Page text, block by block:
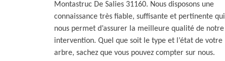
Montastruc De Salies 31160. Nous disposons une
connaissance très fiable, suffisante et pertinente qui
nous permet d’assurer la meilleure qualité de notre
intervention. Quel que soit le type et l’état de votre
arbre, sachez que vous pouvez compter sur nous.